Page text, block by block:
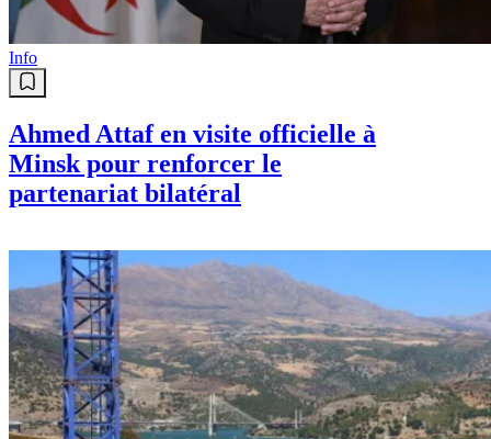
Info
Ahmed Attaf en visite officielle à
Minsk pour renforcer le
partenariat bilatéral